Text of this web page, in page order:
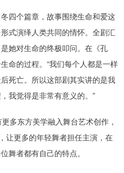
四个篇章，故事围绕生命和爱这
式演绎人类共同的情怀。全剧汇
她对生命的终极叩问。在《孔
命的过程。“我们每个人都是一样
死亡。所以这部剧其实讲的是我
我觉得是非常有意义的。”
多东方美学融入舞台艺术创作，
让更多的年轻舞者担任主演，在
舞者都有自己的特点。